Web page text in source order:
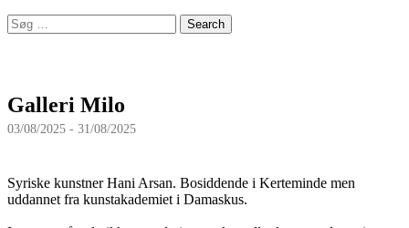
Search
for:
Galleri Milo
03/08/2025 - 31/08/2025
Syriske kunstner Hani Arsan. Bosiddende i Kerteminde men
uddannet fra kunstakademiet i Damaskus.